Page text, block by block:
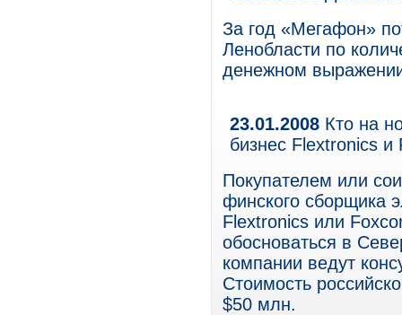
За год «Мегафон»
Ленобласти по
денежном
23.01.2008 Кто на
бизнес Flextronics и
Покупателем или
финского сборщика
Flextronics или
обосноваться в
компании ведут
Стоимость
$50 млн.